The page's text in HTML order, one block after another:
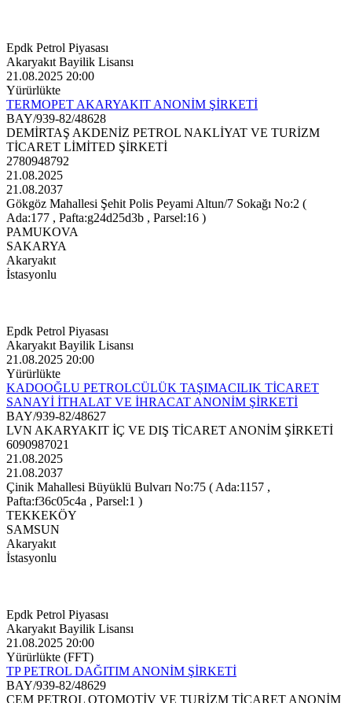
Epdk Petrol Piyasası
Akaryakıt Bayilik Lisansı
21.08.2025 20:00
Yürürlükte
TERMOPET AKARYAKIT ANONİM ŞİRKETİ
BAY/939-82/48628
DEMİRTAŞ AKDENİZ PETROL NAKLİYAT VE TURİZM
TİCARET LİMİTED ŞİRKETİ
2780948792
21.08.2025
21.08.2037
Gökgöz Mahallesi Şehit Polis Peyami Altun/7 Sokağı No:2 (
Ada:177 , Pafta:g24d25d3b , Parsel:16 )
PAMUKOVA
SAKARYA
Akaryakıt
İstasyonlu
Epdk Petrol Piyasası
Akaryakıt Bayilik Lisansı
21.08.2025 20:00
Yürürlükte
KADOOĞLU PETROLCÜLÜK TAŞIMACILIK TİCARET
SANAYİ İTHALAT VE İHRACAT ANONİM ŞİRKETİ
BAY/939-82/48627
LVN AKARYAKIT İÇ VE DIŞ TİCARET ANONİM ŞİRKETİ
6090987021
21.08.2025
21.08.2037
Çinik Mahallesi Büyüklü Bulvarı No:75 ( Ada:1157 ,
Pafta:f36c05c4a , Parsel:1 )
TEKKEKÖY
SAMSUN
Akaryakıt
İstasyonlu
Epdk Petrol Piyasası
Akaryakıt Bayilik Lisansı
21.08.2025 20:00
Yürürlükte (FFT)
TP PETROL DAĞITIM ANONİM ŞİRKETİ
BAY/939-82/48629
CEM PETROL OTOMOTİV VE TURİZM TİCARET ANONİM